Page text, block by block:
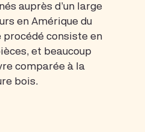
auprès d’un large
en Amérique du
procédé consiste en
et beaucoup
comparée à la
bois.